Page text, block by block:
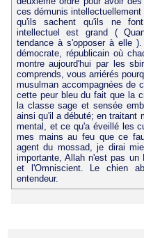
ces démunis intellectuellement
qu'ils sachent qu'ils ne
intellectuel est grand (
tendance à s'opposer à elle
démocrate, républicain où
montre aujourd'hui par les
comprends, vous arriérés
musulman accompagnées de
cette peur bleu du fait que la
la classe sage et sensée
ainsi qu'il a débuté; en traitant
mental, et ce qu'a éveillé les
mes mains au feu que ce
agent du mossad, je dirai
importante, Allah n'est pas
et l'Omniscient. Le chien
entendeur.